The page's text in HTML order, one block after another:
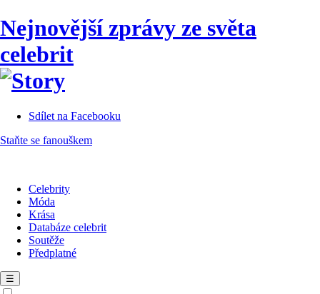
Nejnovější zprávy ze světa
celebrit
Sdílet na Facebooku
Staňte se fanouškem
Celebrity
Móda
Krása
Databáze celebrit
Soutěže
Předplatné
☰